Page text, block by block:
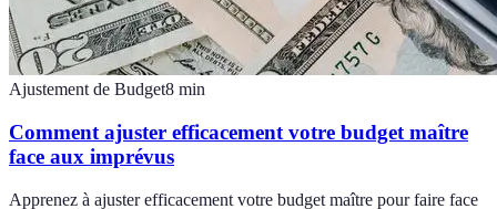
Ajustement de Budget8 min
Comment ajuster efficacement votre budget maître
face aux imprévus
Apprenez à ajuster efficacement votre budget maître pour faire face